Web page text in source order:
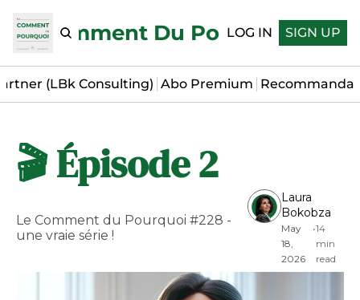
Le Comment Du Pourquoi
LOG IN SIGN UP
(LBk Consulting) Abo Premium
🎬 Épisode 2
Le Comment du Pourquoi #228 -
une vraie série !
Laura
Bokobza
May
18,
2026
•14
min
read